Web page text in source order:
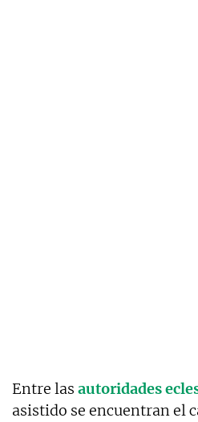
Entre las autoridades
asistido se encuentran el